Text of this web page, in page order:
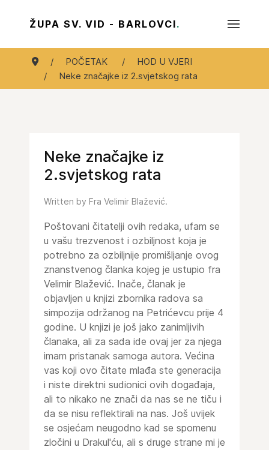
ŽUPA SV. VID - BARLOVCI.
POČETAK
HOD U VJERI
Neke značajke iz 2.svjetskog rata
Neke značajke iz
2.svjetskog rata
Written by Fra Velimir Blažević.
Poštovani čitatelji ovih redaka, ufam se
u vašu trezvenost i ozbiljnost koja je
potrebno za ozbiljnije promišljanje ovog
znanstvenog članka kojeg je ustupio fra
Velimir Blažević. Inače, članak je
objavljen u knjizi zbornika radova sa
simpozija održanog na Petrićevcu prije 4
godine. U knjizi je još jako zanimljivih
članaka, ali za sada ide ovaj jer za njega
imam pristanak samoga autora. Većina
vas koji ovo čitate mlađa ste generacija
i niste direktni sudionici ovih događaja,
ali to nikako ne znači da nas se ne tiču i
da se nisu reflektirali na nas. Još uvijek
se osjećam neugodno kad se spomenu
zločini u Drakul'ću, ali s druge strane mi je